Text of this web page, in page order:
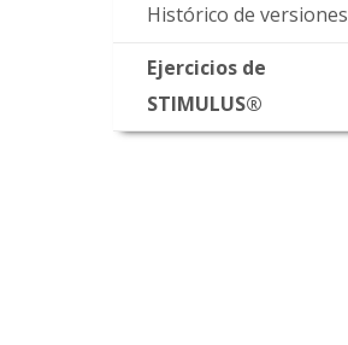
Histórico de versiones
Ejercicios de
STIMULUS®